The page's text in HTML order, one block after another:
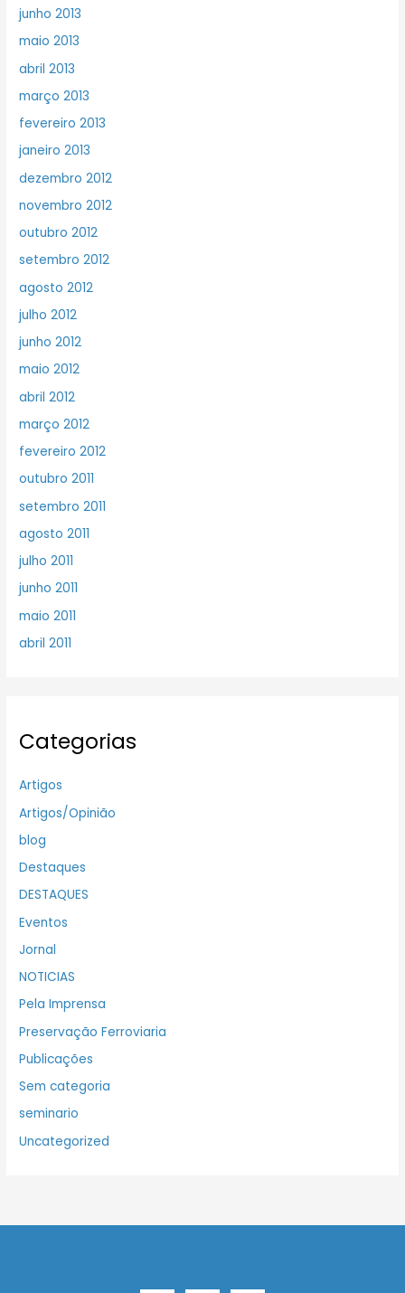
junho 2013
maio 2013
abril 2013
março 2013
fevereiro 2013
janeiro 2013
dezembro 2012
novembro 2012
outubro 2012
setembro 2012
agosto 2012
julho 2012
junho 2012
maio 2012
abril 2012
março 2012
fevereiro 2012
outubro 2011
setembro 2011
agosto 2011
julho 2011
junho 2011
maio 2011
abril 2011
Categorias
Artigos
Artigos/Opinião
blog
Destaques
DESTAQUES
Eventos
Jornal
NOTICIAS
Pela Imprensa
Preservação Ferroviaria
Publicações
Sem categoria
seminario
Uncategorized